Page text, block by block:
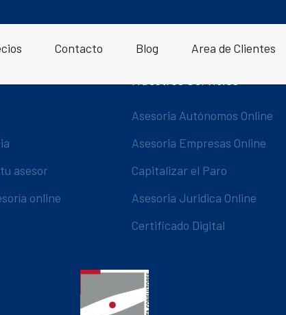
Contacto Blog Area de Clientes
asesor
online
Asesoria Autónomos Online
Asesoria Empresas Online
Capitalizar el Paro
Asesoria Juridica Online
Certificado Digital